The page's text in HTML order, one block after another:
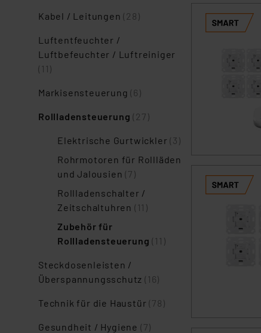
Kabel / Leitungen(28)
Luftentfeuchter /
Luftbefeuchter / Luftreiniger
(11)
Markisensteuerung(6)
Rollladensteuerung(27)
Elektrische Gurtwickler(3)
Rohrmotoren für Rollläden
und Jalousien(7)
Rollladenschalter /
Zeitschaltuhren (11)
Zubehör für
Rollladensteuerung(11)
Steckdosenleisten /
Überspannungsschutz(16)
Technik für die Haustür(78)
Gesundheit / Hygiene (7)